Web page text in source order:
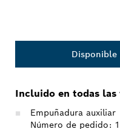
Disponible
Incluido en todas las
Empuñadura auxiliar
Número de pedido: